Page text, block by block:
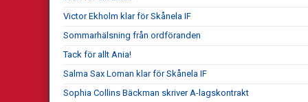
Victor Ekholm klar för Skånela IF
Sommarhälsning från ordföranden
Tack för allt Ania!
Salma Sax Loman klar för Skånela IF
Sophia Collins Bäckman skriver A-lagskontrakt